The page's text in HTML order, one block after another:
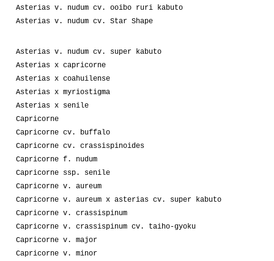
Asterias v. nudum cv. ooibo ruri kabuto
Asterias v. nudum cv. Star Shape
Asterias v. nudum cv. super kabuto
Asterias x capricorne
Asterias x coahuilense
Asterias x myriostigma
Asterias x senile
Capricorne
Capricorne cv. buffalo
Capricorne cv. crassispinoides
Capricorne f. nudum
Capricorne ssp. senile
Capricorne v. aureum
Capricorne v. aureum x asterias cv. super kabuto
Capricorne v. crassispinum
Capricorne v. crassispinum cv. taiho-gyoku
Capricorne v. major
Capricorne v. minor